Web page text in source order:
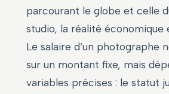
parcourant le globe et celle
studio, la réalité économique
Le salaire d’un photographe
sur un montant fixe, mais
variables précises : le statut